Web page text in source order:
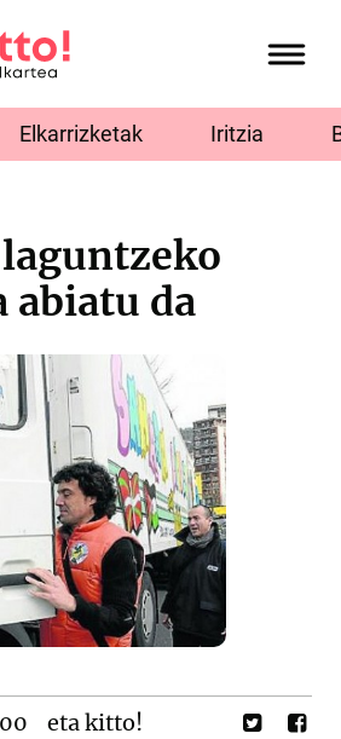
Elkarrizketak Iritzia
abiatu da
eta kitto!